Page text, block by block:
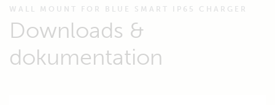
WALL MOUNT FOR BLUE SMART IP65 CHARGER
Downloads &
dokumentation